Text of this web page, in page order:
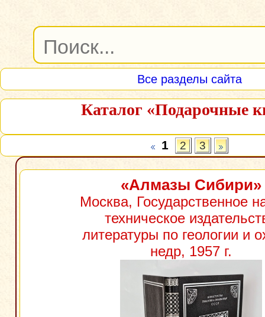
Все разделы сайта
Каталог «Подарочные
1 2 3
«Алмазы Сибири»
Москва, Государственное
техническое
литературы по геологии и
недр, 1957 г.